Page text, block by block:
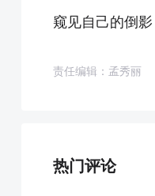
窥见自己的倒
责任编辑：孟秀丽
热门评论